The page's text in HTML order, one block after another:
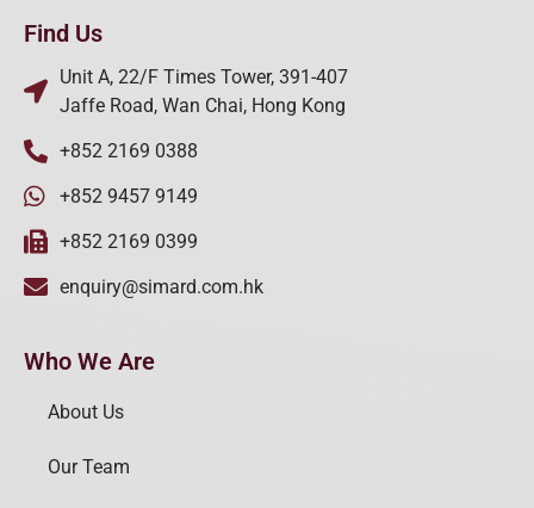
Find Us
Unit A, 22/F Times Tower, 391-407
Jaffe Road, Wan Chai, Hong Kong
+852 2169 0388
+852 9457 9149
+852 2169 0399
enquiry@simard.com.hk
Who We Are
About Us
Our Team